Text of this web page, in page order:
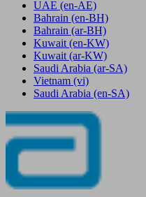
UAE (en-AE)
Bahrain (en-BH)
Bahrain (ar-BH)
Kuwait (en-KW)
Kuwait (ar-KW)
Saudi Arabia (ar-SA)
Vietnam (vi)
Saudi Arabia (en-SA)